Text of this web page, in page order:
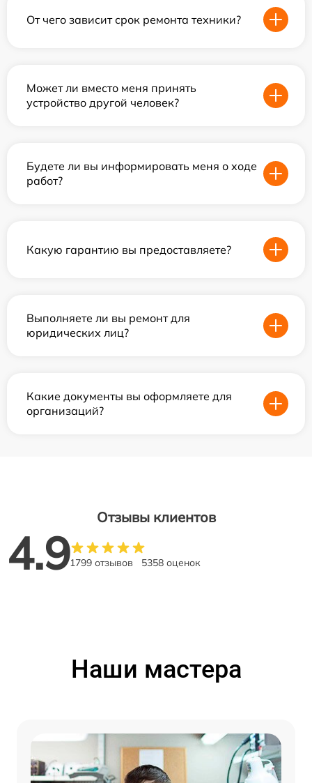
От чего зависит срок ремонта техники?
Может ли вместо меня принять
устройство другой человек?
Будете ли вы информировать меня о ходе
работ?
Какую гарантию вы предоставляете?
Выполняете ли вы ремонт для
юридических лиц?
Какие документы вы оформляете для
организаций?
Отзывы клиентов
4.91799 отзывов 5358 оценок
Наши мастера